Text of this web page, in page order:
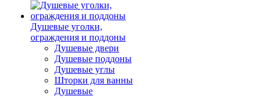
Душевые уголки,
ограждения и поддоны
Душевые двери
Душевые поддоны
Душевые углы
Шторки для ванны
Душевые